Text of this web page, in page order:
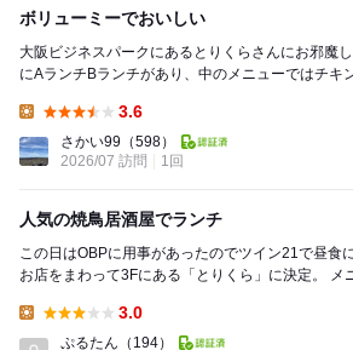
ボリューミーでおいしい
大阪ビジネスパークにあるとりくらさんにお邪魔してき
にAランチBランチがあり、中のメニューではチキ
3.6
さかい99 （598）
2026/07 訪問
1回
人気の焼鳥居酒屋でランチ
この日はOBPに用事があったのでツイン21で昼食にしまし
お店をまわって3Fにある「とりくら」に決定。 メニューがたくさんあっ
3.0
ぷるたん （194）